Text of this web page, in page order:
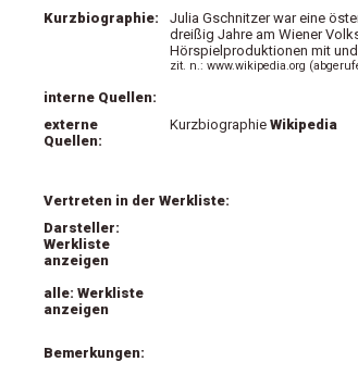
Kurzbiographie:
Julia Gschnitzer war eine
dreißig Jahre am Wiener
Hörspielproduktionen mit
zit. n.: www.wikipedia.org
interne Quellen:
externe
Quellen:
Kurzbiographie Wikipedia
Vertreten in der Werkliste:
Darsteller:
Werkliste
anzeigen
alle: Werkliste
anzeigen
Bemerkungen: